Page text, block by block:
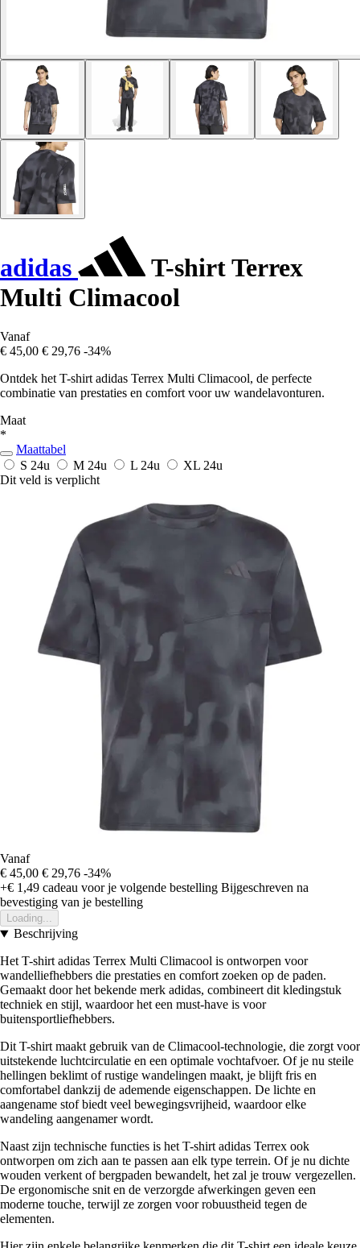
adidas
T-shirt Terrex
Multi Climacool
Vanaf
€ 45,00 € 29,76 -34%
Ontdek het T-shirt adidas Terrex Multi Climacool, de perfecte
combinatie van prestaties en comfort voor uw wandelavonturen.
Maat
*
Maattabel
S 24u M 24u L 24u XL 24u
Dit veld is verplicht
Vanaf
€ 45,00 € 29,76 -34%
+€ 1,49 cadeau voor je volgende bestelling Bijgeschreven na
bevestiging van je bestelling
Loading...
Beschrijving
Het T-shirt adidas Terrex Multi Climacool is ontworpen voor
wandelliefhebbers die prestaties en comfort zoeken op de paden.
Gemaakt door het bekende merk adidas, combineert dit kledingstuk
techniek en stijl, waardoor het een must-have is voor
buitensportliefhebbers.
Dit T-shirt maakt gebruik van de Climacool-technologie, die zorgt voor
uitstekende luchtcirculatie en een optimale vochtafvoer. Of je nu steile
hellingen beklimt of rustige wandelingen maakt, je blijft fris en
comfortabel dankzij de ademende eigenschappen. De lichte en
aangename stof biedt veel bewegingsvrijheid, waardoor elke
wandeling aangenamer wordt.
Naast zijn technische functies is het T-shirt adidas Terrex ook
ontworpen om zich aan te passen aan elk type terrein. Of je nu dichte
wouden verkent of bergpaden bewandelt, het zal je trouw vergezellen.
De ergonomische snit en de verzorgde afwerkingen geven een
moderne touche, terwijl ze zorgen voor robuustheid tegen de
elementen.